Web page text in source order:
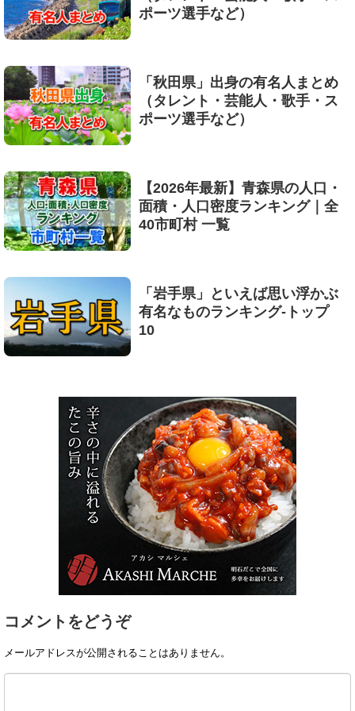
ポーツ選手など）
「秋田県」出身の有名人まとめ
（タレント・芸能人・歌手・ス
ポーツ選手など）
【2026年最新】青森県の人口・
面積・人口密度ランキング｜全
40市町村 一覧
「岩手県」といえば思い浮かぶ
有名なものランキング-トップ
10
コメントをどうぞ
メールアドレスが公開されることはありません。